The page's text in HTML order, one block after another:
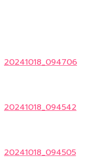
20241018_094706
20241018_094542
20241018_094505